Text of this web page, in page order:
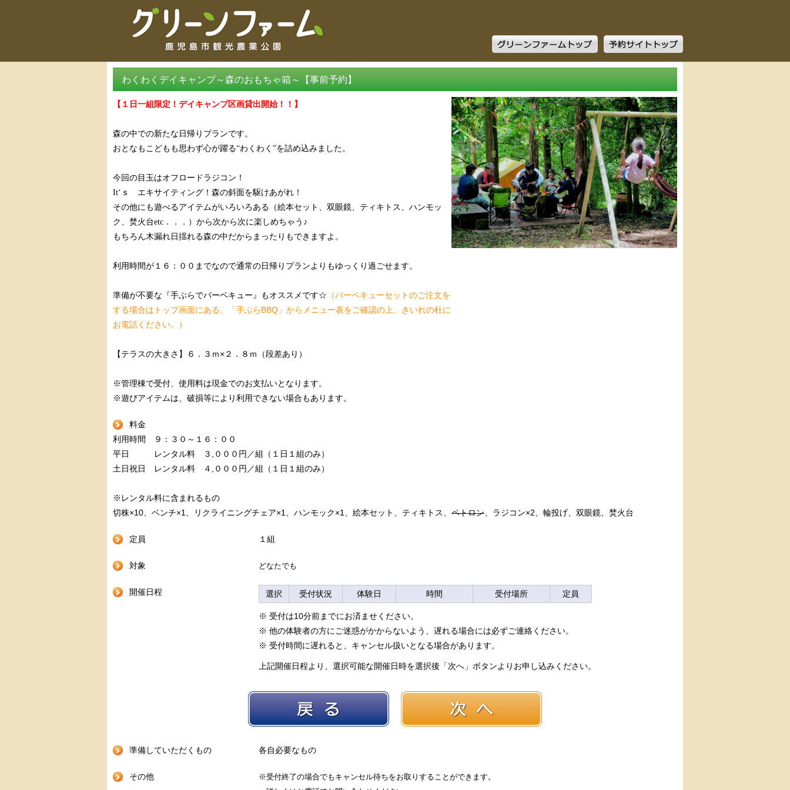
予約サイトトップ
グリーンファームトップ
わくわくデイキャンプ～森のおもちゃ箱～【事前予約】
【１日一組限定！デイキャンプ区画貸出開始！！】
森の中での新たな日帰りプランです。
おとなもこどもも思わず心が躍る“わくわく”を詰め込みました。
今回の目玉はオフロードラジコン！
It‘ｓ エキサイティング！森の斜面を駆けあがれ！
その他にも遊べるアイテムがいろいろある（絵本セット、双眼鏡、ティキトス、ハンモッ
ク、焚火台etc ．．．）から次から次に楽しめちゃう♪
もちろん木漏れ日揺れる森の中だからまったりもできますよ。
利用時間が１６：００までなので通常の日帰りプランよりもゆっくり過ごせます。
準備が不要な『手ぶらでバーベキュー』もオススメです☆ （バーベキューセットのご注文を
する場合はトップ画面にある、「手ぶらBBQ」からメニュー表をご確認の上、きいれの杜に
お電話ください。）
【テラスの大きさ】６．３ｍ×２．８ｍ（段差あり）
※管理棟で受付、使用料は現金でのお支払いとなります。
※遊びアイテムは、破損等により利用できない場合もあります。
料金
利用時間 ９：３０～１６：００
平日 レンタル料 ３,０００円／組（１日１組のみ）
土日祝日 レンタル料 ４,０００円／組（１日１組のみ）
※レンタル料に含まれるもの
切株×10、ベンチ×1、リクライニングチェア×1、ハンモック×1、絵本セット、ティキトス、 ペトロン 、ラジコン×2、輪投げ、双眼鏡、焚火台
定員 １組
対象 どなたでも
開催日程 選択 受付状況 体験日 時間 受付場所 定員
※ 受付は10分前までにお済ませください。
※ 他の体験者の方にご迷惑がかからないよう、遅れる場合には必ずご連絡ください。
※ 受付時間に遅れると、キャンセル扱いとなる場合があります。
上記開催日程より、選択可能な開催日時を選択後「次へ」ボタンよりお申し込みください。
準備していただくもの
各自必要なもの
その他
※受付終了の場合でもキャンセル待ちをお取りすることができます。